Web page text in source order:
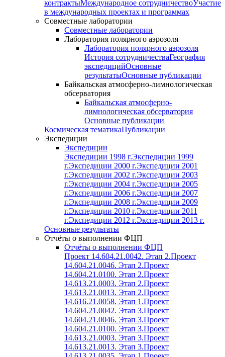
контрактыМеждународное сотрудничествоУчастие
в международных проектах и программах
Совместные лаборатории
Совместные лаборатории
Лаборатория полярного аэрозоля
Лаборатория полярного аэрозоля
История сотрудничестваГеография
экспедицийОсновные
результатыОсновные публикации
Байкальская атмосферно-лимнологическая
обсерватория
Байкальская атмосферно-
лимнологическая обсерватория
Основные публикации
Космическая тематикаПубликации
Экспедиции
Экспедиции
Экспедиции 1998 г.Экспедиции 1999
г.Экспедиции 2000 г.Экспедиции 2001
г.Экспедиции 2002 г.Экспедиции 2003
г.Экспедиции 2004 г.Экспедиции 2005
г.Экспедиции 2006 г.Экспедиции 2007
г.Экспедиции 2008 г.Экспедиции 2009
г.Экспедиции 2010 г.Экспедиции 2011
г.Экспедиции 2012 г.Экспедиции 2013 г.
Основные результаты
Отчёты о выполнении ФЦП
Отчёты о выполнении ФЦП
Проект 14.604.21.0042. Этап 2.Проект
14.604.21.0046. Этап 2.Проект
14.604.21.0100. Этап 2.Проект
14.613.21.0003. Этап 2.Проект
14.613.21.0013. Этап 2.Проект
14.616.21.0058. Этап 1.Проект
14.604.21.0042. Этап 3.Проект
14.604.21.0046. Этап 3.Проект
14.604.21.0100. Этап 3.Проект
14.613.21.0003. Этап 3.Проект
14.613.21.0013. Этап 3.Проект